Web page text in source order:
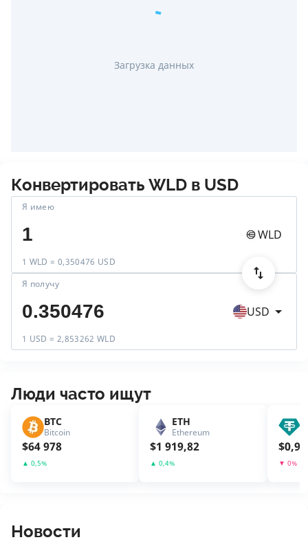
Загрузка данных
Конвертировать WLD в USD
Я имею
1 WLD = 0,350476 USD
WLD
Я получу
1 USD = 2,853262 WLD
USD
Люди часто ищут
BTC
Bitcoin
$64 978
▲ 0,5%
ETH
Ethereum
$1 919,82
▲ 0,4%
$
▼ 0%
Новости